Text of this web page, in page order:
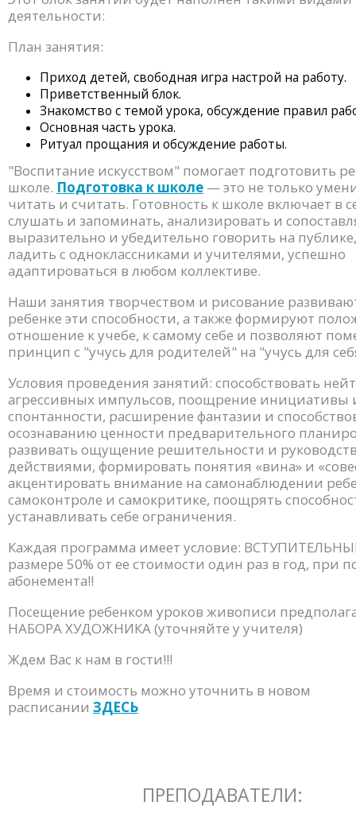
деятельности:
План занятия:
Приход детей, свободная игра настрой на работу.
Приветственный блок.
Знакомство с темой урока, обсуждение правил
Основная часть урока.
Ритуал прощания и обсуждение работы.
"Воспитание искусством" помогает подготовить
школе. Подготовка к школе — это не только
читать и считать. Готовность к школе включает в
слушать и запоминать, анализировать и
выразительно и убедительно говорить на
ладить с одноклассниками и учителями, успешно
адаптироваться в любом коллективе.
Наши занятия творчеством и рисование
ребенке эти способности, а также формируют
отношение к учебе, к самому себе и позволяют
принцип с "учусь для родителей" на "учусь для
Условия проведения занятий: способствовать
агрессивных импульсов, поощрение инициативы
спонтанности, расширение фантазии и
осознаванию ценности предварительного
развивать ощущение решительности и
действиями, формировать понятия «вина» и
акцентировать внимание на самонаблюдении
самоконтроле и самокритике, поощрять
устанавливать себе ограничения.
Каждая программа имеет условие:
размере 50% от ее стоимости один раз в год, при
абонемента!!
Посещение ребенком уроков живописи
НАБОРА ХУДОЖНИКА (уточняйте у учителя)
Ждем Вас к нам в гости!!!
Время и стоимость можно уточнить в новом
расписании ЗДЕСЬ
ПРЕПОДАВАТЕЛИ: